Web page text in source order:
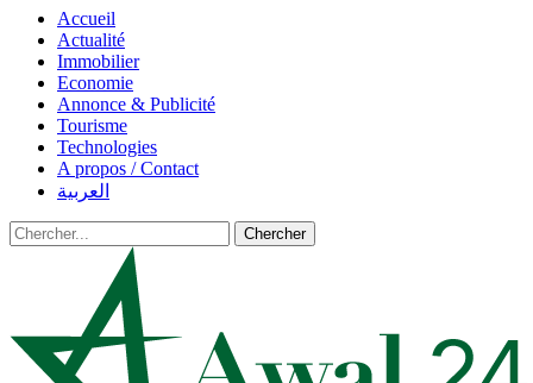
Accueil
Actualité
Immobilier
Economie
Annonce & Publicité
Tourisme
Technologies
A propos / Contact
العربية